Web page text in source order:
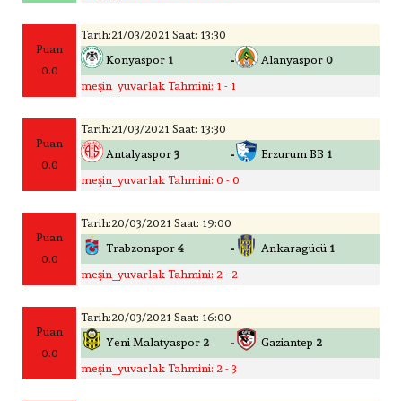
Puan
0.0
Tarih:21/03/2021 Saat: 13:30
Konyaspor 1 - Alanyaspor 0
meşin_yuvarlak Tahmini: 1 - 1
Puan
0.0
Tarih:21/03/2021 Saat: 13:30
Antalyaspor 3 - Erzurum BB 1
meşin_yuvarlak Tahmini: 0 - 0
Puan
0.0
Tarih:20/03/2021 Saat: 19:00
Trabzonspor 4 - Ankaragücü 1
meşin_yuvarlak Tahmini: 2 - 2
Puan
0.0
Tarih:20/03/2021 Saat: 16:00
Yeni Malatyaspor 2 - Gaziantep 2
meşin_yuvarlak Tahmini: 2 - 3